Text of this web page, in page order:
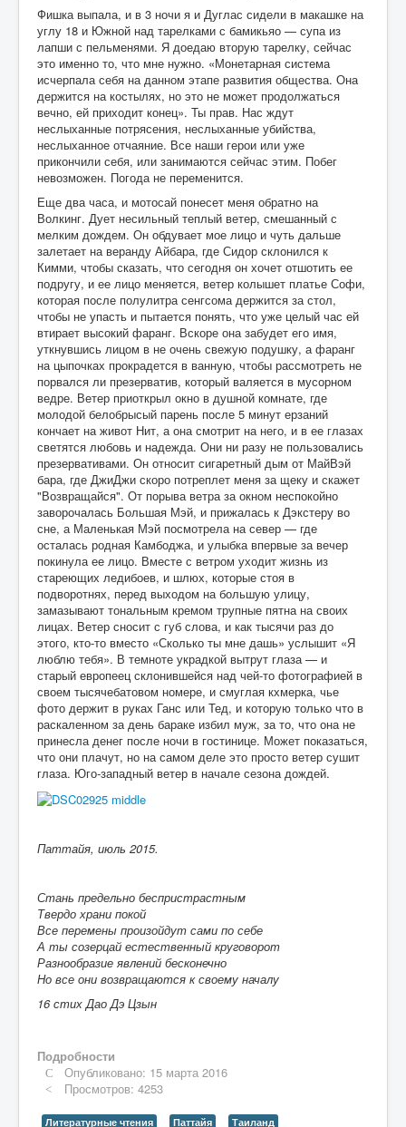
Фишка выпала, и в 3 ночи я и Дуглас сидели в макашке на
углу 18 и Южной над тарелками с бамикьяо — супа из
лапши с пельменями. Я доедаю вторую тарелку, сейчас
это именно то, что мне нужно. «Монетарная система
исчерпала себя на данном этапе развития общества. Она
держится на костылях, но это не может продолжаться
вечно, ей приходит конец». Ты прав. Нас ждут
неслыханные потрясения, неслыханные убийства,
неслыханное отчаяние. Все наши герои или уже
прикончили себя, или занимаются сейчас этим. Побег
невозможен. Погода не переменится.
Еще два часа, и мотосай понесет меня обратно на
Волкинг. Дует несильный теплый ветер, смешанный с
мелким дождем. Он обдувает мое лицо и чуть дальше
залетает на веранду Айбара, где Сидор склонился к
Кимми, чтобы сказать, что сегодня он хочет отшотить ее
подругу, и ее лицо меняется, ветер колышет платье Софи,
которая после полулитра сенгсома держится за стол,
чтобы не упасть и пытается понять, что уже целый час ей
втирает высокий фаранг. Вскоре она забудет его имя,
уткнувшись лицом в не очень свежую подушку, а фаранг
на цыпочках прокрадется в ванную, чтобы рассмотреть не
порвался ли презерватив, который валяется в мусорном
ведре. Ветер приоткрыл окно в душной комнате, где
молодой белобрысый парень после 5 минут ерзаний
кончает на живот Нит, а она смотрит на него, и в ее глазах
светятся любовь и надежда. Они ни разу не пользовались
презервативами. Он относит сигаретный дым от МайВэй
бара, где ДжиДжи скоро потреплет меня за щеку и скажет
"Возвращайся". От порыва ветра за окном неспокойно
заворочалась Большая Мэй, и прижалась к Дэкстеру во
сне, а Маленькая Мэй посмотрела на север — где
осталась родная Камбоджа, и улыбка впервые за вечер
покинула ее лицо. Вместе с ветром уходит жизнь из
стареющих ледибоев, и шлюх, которые стоя в
подворотнях, перед выходом на большую улицу,
замазывают тональным кремом трупные пятна на своих
лицах. Ветер сносит с губ слова, и как тысячи раз до
этого, кто-то вместо «Сколько ты мне дашь» услышит «Я
люблю тебя». В темноте украдкой вытрут глаза — и
старый европеец склонившейся над чей-то фотографией в
своем тысячебатовом номере, и смуглая кхмерка, чье
фото держит в руках Ганс или Тед, и которую только что в
раскаленном за день бараке избил муж, за то, что она не
принесла денег после ночи в гостинице. Может показаться,
что они плачут, но на самом деле это просто ветер сушит
глаза. Юго-западный ветер в начале сезона дождей.
Паттайя, июль 2015.
Стань предельно беспристрастным
Твердо храни покой
Все перемены произойдут сами по себе
А ты созерцай естественный круговорот
Разнообразие явлений бесконечно
Но все они возвращаются к своему началу
16 стих Дао Дэ Цзын
Подробности
Опубликовано: 15 марта 2016
Просмотров: 4253
Литературные чтения Паттайя Таиланд